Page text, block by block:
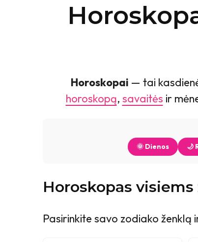
Horoskopai — tai
horoskopą, savaitės ir
🌞 Dienos 🌙
Horoskopas
Pasirinkite savo zodiako